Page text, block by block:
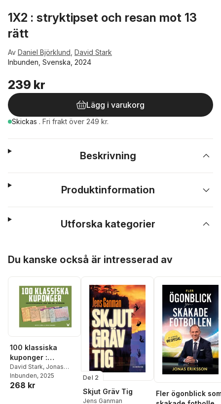
1X2 : stryktipset och resan mot 13
rätt
Av Daniel Björklund David Stark
Inbunden, Svenska, 2024
239 kr
Lägg i varukorg
Skickas . Fri frakt över 249 kr.
Beskrivning
Produktinformation
Utforska kategorier
Du kanske också är intresserad av
100 klassiska
kuponger :
stryktipsraderna
som går till
historien
David Stark, Jonas
Nilsson
Inbunden, 2025
268 kr
Del 2
Skjut Gräv Tig
Jens Ganman
Fler ögonblick